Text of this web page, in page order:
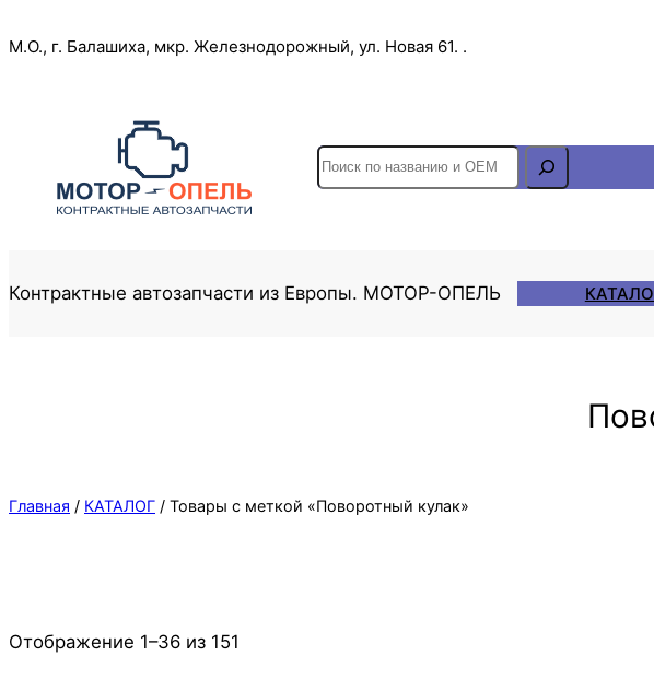
к
М.О., г. Балашиха, мкр. Железнодорожный, ул. Новая 61. .
S
e
h
Контрактные автозапчасти из Европы. МОТОР-ОПЕЛЬ
Главная / КАТАЛОГ / Товары с меткой «Поворотный кулак»
Отображение 1–36 из 151